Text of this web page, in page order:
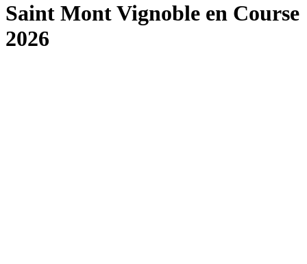
Saint Mont Vignoble en Course
2026